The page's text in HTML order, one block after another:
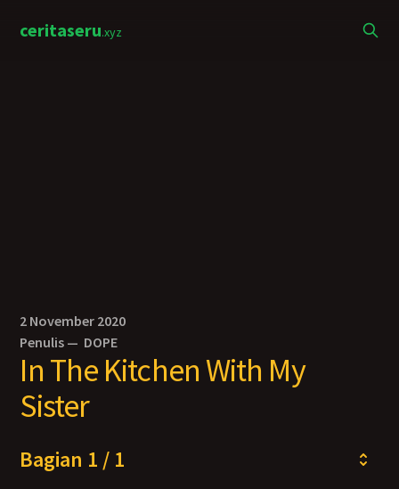
ceritaseru.xyz
2 November 2020
Penulis — DOPE
In The Kitchen With My
Sister
Bagian 1 / 1